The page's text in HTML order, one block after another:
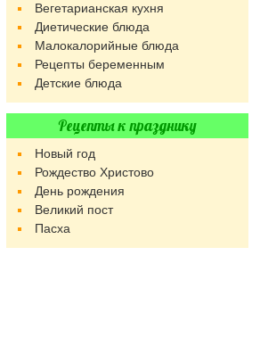
Вегетарианская кухня
Диетические блюда
Малокалорийные блюда
Рецепты беременным
Детские блюда
Рецепты к празднику
Новый год
Рождество Христово
День рождения
Великий пост
Пасха